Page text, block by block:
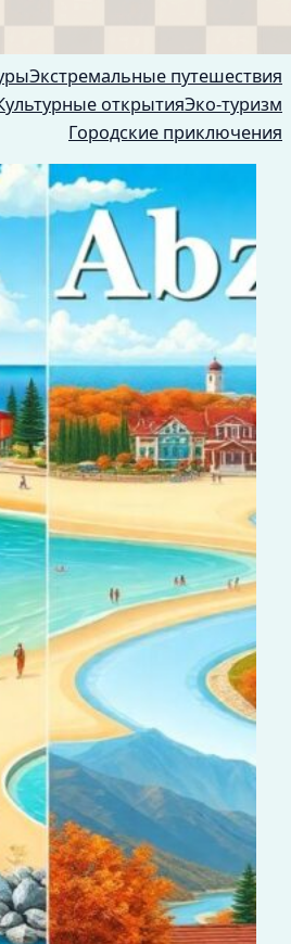
Экстремальные путешествия
открытияЭко-туризм
Городские приключения